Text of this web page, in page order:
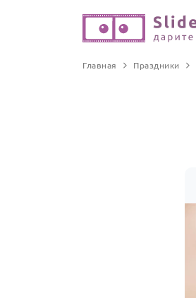
Главная Праздники